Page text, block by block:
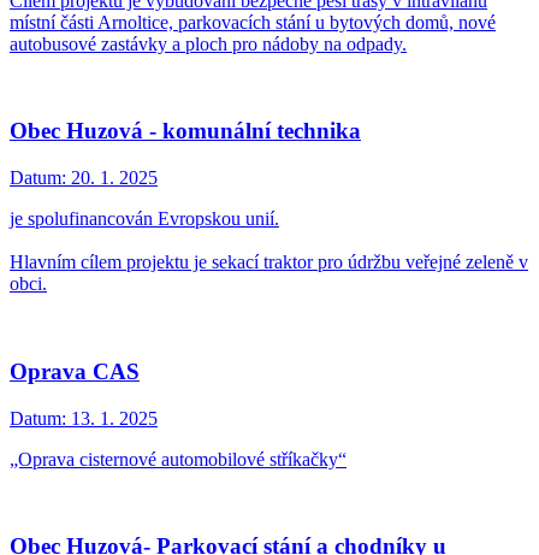
místní části Arnoltice, parkovacích stání u bytových domů, nové
autobusové zastávky a ploch pro nádoby na odpady.
Obec Huzová - komunální technika
Datum: 20. 1. 2025
je spolufinancován Evropskou unií.
Hlavním cílem projektu je sekací traktor pro údržbu veřejné zeleně v
obci.
Oprava CAS
Datum: 13. 1. 2025
„Oprava cisternové automobilové stříkačky“
Obec Huzová- Parkovací stání a chodníky u